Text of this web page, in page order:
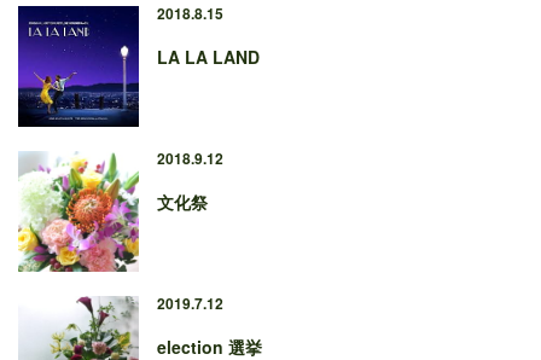
2018.8.15
LA LA LAND
2018.9.12
文化祭
2019.7.12
election 選挙